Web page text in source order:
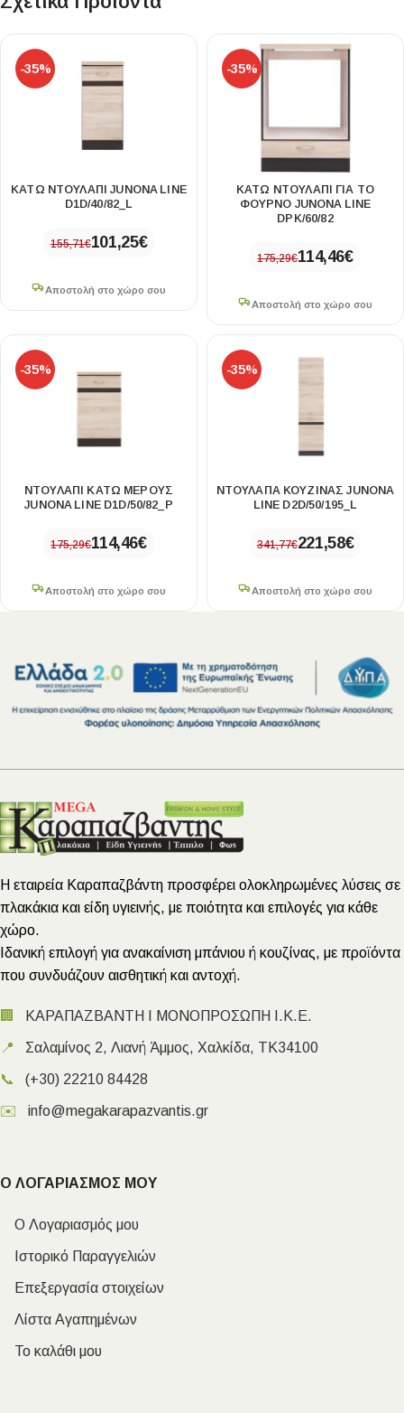
-35%
ΚΑΤΩ ΝΤΟΥΛΑΠΙ JUNONA LINE
D1D/40/82_L
155,71€101,25€
Αποστολή στο χώρο σου
-35%
ΚΑΤΩ ΝΤΟΥΛΑΠΙ ΓΙΑ ΤΟ
ΦΟΥΡΝΟ JUNONA LINE
DPK/60/82
175,29€114,46€
Αποστολή στο χώρο σου
-35%
ΝΤΟΥΛΑΠΙ ΚΑΤΩ ΜΕΡΟΥΣ
JUNONA LINE D1D/50/82_P
175,29€114,46€
Αποστολή στο χώρο σου
-35%
ΝΤΟΥΛΑΠΑ ΚΟΥΖΙΝΑΣ JUNONA
LINE D2D/50/195_L
341,77€221,58€
Αποστολή στο χώρο σου
Η εταιρεία Καραπαζβάντη προσφέρει ολοκληρωμένες λύσεις σε
πλακάκια και είδη υγιεινής, με ποιότητα και επιλογές για κάθε
χώρο.
Ιδανική επιλογή για ανακαίνιση μπάνιου ή κουζίνας, με προϊόντα
που συνδυάζουν αισθητική και αντοχή.
🏢 ΚΑΡΑΠΑΖΒΑΝΤΗ Ι ΜΟΝΟΠΡΟΣΩΠΗ Ι.Κ.Ε.
📍 Σαλαμίνος 2, Λιανή Άμμος, Χαλκίδα, ΤΚ34100
📞 (+30) 22210 84428
✉️ info@megakarapazvantis.gr
Ο ΛΟΓΑΡΙΑΣΜΟΣ ΜΟΥ
Ο Λογαριασμός μου
Ιστορικό Παραγγελιών
Επεξεργασία στοιχείων
Λίστα Αγαπημένων
Το καλάθι μου